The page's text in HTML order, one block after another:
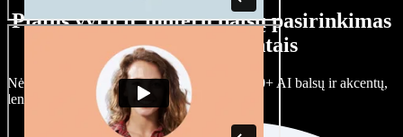
Platus vyrų ir moterų balsų pasirinkimas
su įvairiais akcentais
Nėra dviejų vienodų projektų. Rinkitės iš 100+ AI balsų ir akcentų,
lengvai juos prisitaikykite.